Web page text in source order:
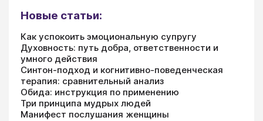
Новые статьи:
Как успокоить эмоциональную супругу
Духовность: путь добра, ответственности и
умного действия
Синтон-подход и когнитивно-поведенческая
терапия: сравнительный анализ
Обида: инструкция по применению
Три принципа мудрых людей
Манифест послушания женщины